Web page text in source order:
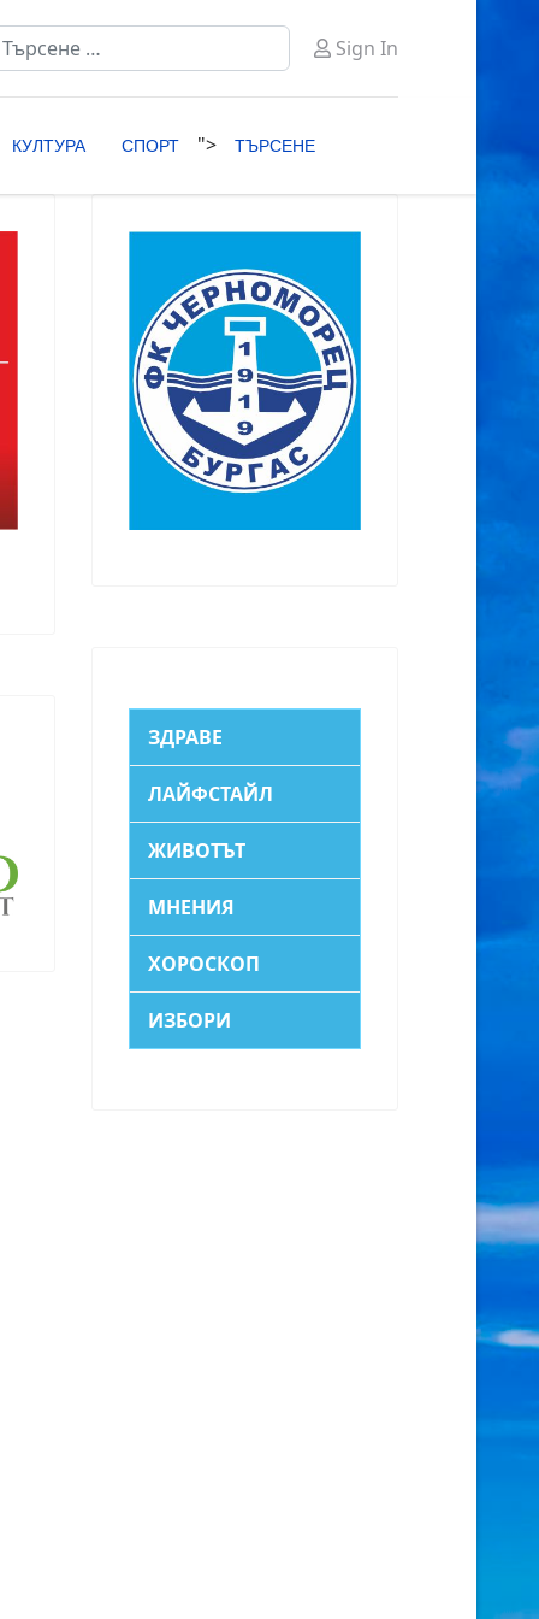
Sign In
КУЛТУРА СПОРТ "> ТЪРСЕНЕ
ЗДРАВЕ
ЛАЙФСТАЙЛ
ЖИВОТЪТ
МНЕНИЯ
ХОРОСКОП
ИЗБОРИ